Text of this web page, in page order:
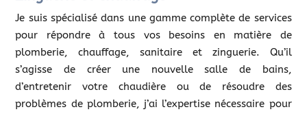
Je suis spécialisé dans une gamme complète de services
pour répondre à tous vos besoins en matière de
plomberie, chauffage, sanitaire et zinguerie. Qu’il
s’agisse de créer une nouvelle salle de bains,
d’entretenir votre chaudière ou de résoudre des
problèmes de plomberie, j’ai l’expertise nécessaire pour